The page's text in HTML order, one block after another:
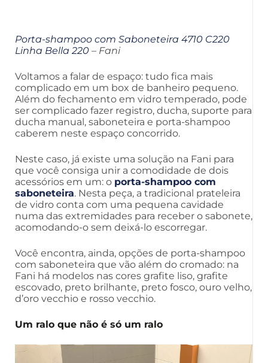
Porta-shampoo com Saboneteira 4710 C220
Linha Bella 220 – Fani
Voltamos a falar de espaço: tudo fica mais
complicado em um box de banheiro pequeno.
Além do fechamento em vidro temperado, pode
ser complicado fazer registro, ducha, suporte para
ducha manual, saboneteira e porta-shampoo
caberem neste espaço concorrido.
Neste caso, já existe uma solução na Fani para
que você consiga unir a comodidade de dois
acessórios em um: o porta-shampoo com
saboneteira. Nesta peça, a tradicional prateleira
de vidro conta com uma pequena cavidade
numa das extremidades para receber o sabonete,
acomodando-o sem deixá-lo escorregar.
Você encontra, ainda, opções de porta-shampoo
com saboneteira que vão além do cromado: na
Fani há modelos nas cores grafite liso, grafite
escovado, preto brilhante, preto fosco, ouro velho,
d’oro vecchio e rosso vecchio.
Um ralo que não é só um ralo